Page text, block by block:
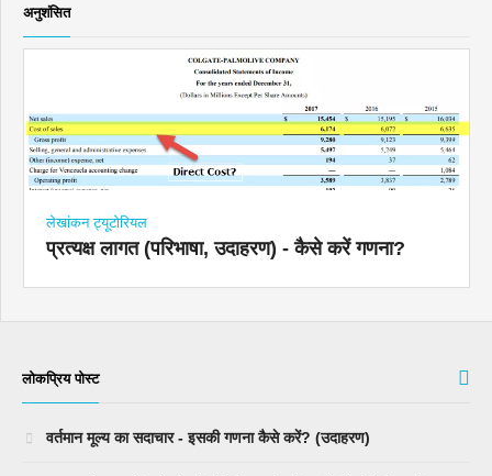
अनुशंसित
लेखांकन ट्यूटोरियल
प्रत्यक्ष लागत (परिभाषा, उदाहरण) - कैसे करें गणना?
लोकप्रिय पोस्ट
वर्तमान मूल्य का सदाचार - इसकी गणना कैसे करें? (उदाहरण)